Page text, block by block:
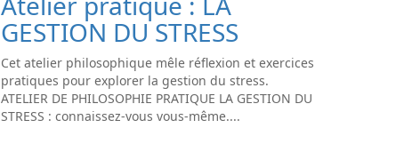
GESTION DU STRESS
Cet atelier philosophique mêle réflexion et exercices
pratiques pour explorer la gestion du stress.
ATELIER DE PHILOSOPHIE PRATIQUE LA GESTION DU
STRESS : connaissez-vous vous-même....